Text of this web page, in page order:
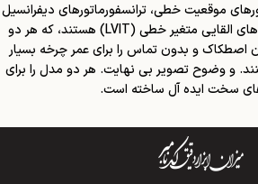
موقعیت خطی، ترانسفورماتورهای دیفرانسیل
متغیر خطی (LVDT) و مبدل‌های القایی متغیر خطی (LVIT) هستند، که هر دو
و بدون تماس را برای عمر چرخه بسیار
و وضوح تصویر بی نهایت. هر دو مدل را برای
سخت ایده آل ساخته است.